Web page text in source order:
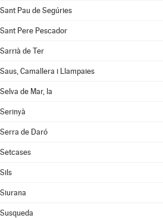
Sant Pau de Segúries
Sant Pere Pescador
Sarrià de Ter
Saus, Camallera i Llampaies
Selva de Mar, la
Serinyà
Serra de Daró
Setcases
Sils
Siurana
Susqueda